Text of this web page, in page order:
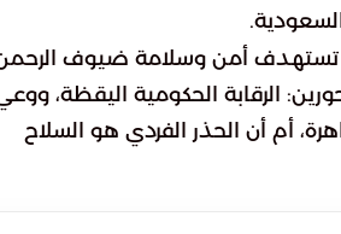
تستهدف أمن وسلامة ضيوف
الرقابة الحكومية اليقظة،
أم أن الحذر الفردي هو السلاح